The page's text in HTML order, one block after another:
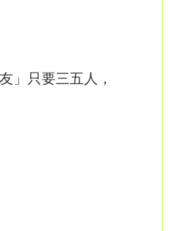
」只要三五人，